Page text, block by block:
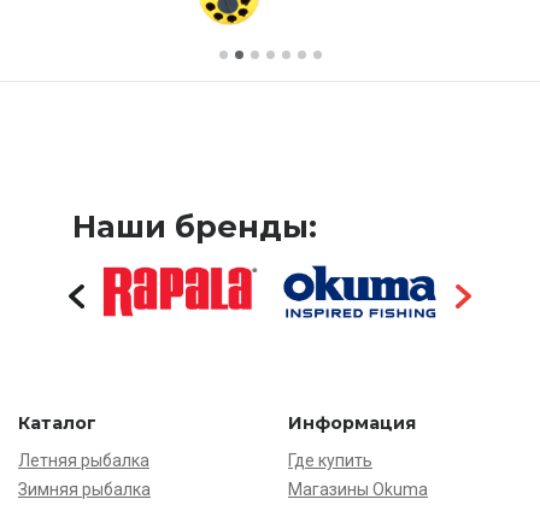
Наши бренды:
Каталог
Летняя рыбалка
Зимняя рыбалка
Информация
Где купить
Магазины Okuma